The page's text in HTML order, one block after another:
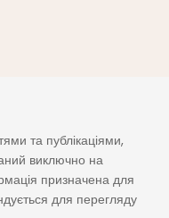
та публікаціями,
виключно на
призначена для
для перегляду